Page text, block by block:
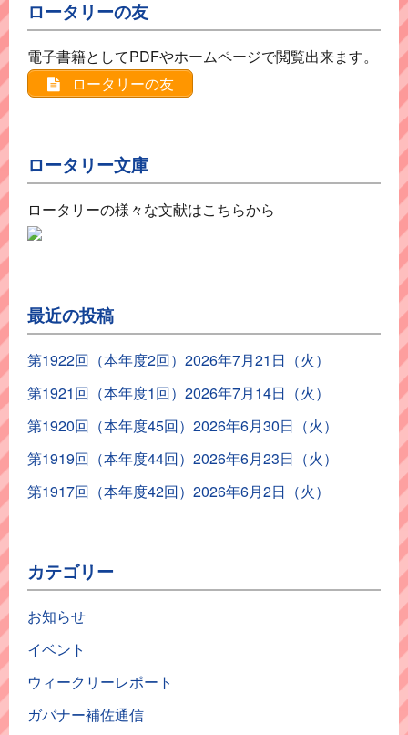
ロータリーの友
電子書籍としてPDFやホームページで閲覧出来ます。
ロータリーの友
ロータリー文庫
ロータリーの様々な文献はこちらから
最近の投稿
第1922回（本年度2回）2026年7月21日（火）
第1921回（本年度1回）2026年7月14日（火）
第1920回（本年度45回）2026年6月30日（火）
第1919回（本年度44回）2026年6月23日（火）
第1917回（本年度42回）2026年6月2日（火）
カテゴリー
お知らせ
イベント
ウィークリーレポート
ガバナー補佐通信